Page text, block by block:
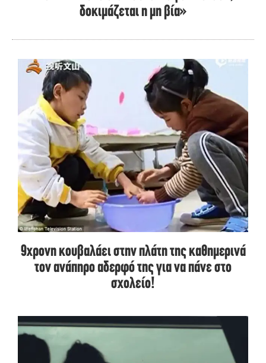
δοκιμάζεται η μη βία»
9χρονη κουβαλάει στην πλάτη της καθημερινά
τον ανάπηρο αδερφό της για να πάνε στο
σχολείο!